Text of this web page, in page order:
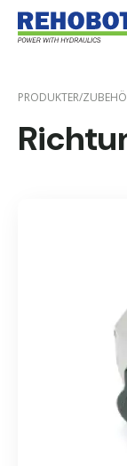
PRODUKTER/